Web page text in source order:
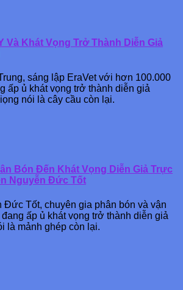
Và Khát Vọng Trở Thành Diễn Giả
sáng lập EraVet với hơn 100.000
ấp ủ khát vọng trở thành diễn giả
nói là cây cầu còn lại.
Bón Đến Khát Vọng Diễn Giả Trực
Nguyễn Đức Tốt
Đức Tốt, chuyên gia phân bón và vận
ấp ủ khát vọng trở thành diễn giả
là mảnh ghép còn lại.